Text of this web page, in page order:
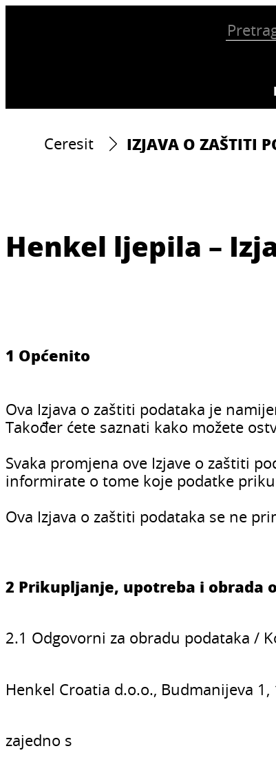
Ceresit IZJAVA O ZAŠTITI
Henkel ljepila –
1 Općenito
Ova Izjava o zaštiti podataka je
Također ćete saznati kako možete
Svaka promjena ove Izjave o zaštiti
informirate o tome koje podatke
Ova Izjava o zaštiti podataka se ne
2 Prikupljanje, upotreba i obrada
2.1 Odgovorni za obradu podataka /
Henkel Croatia d.o.o., Budmanijeva
zajedno s